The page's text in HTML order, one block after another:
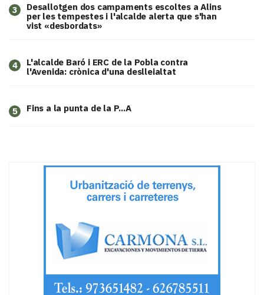
3
​Desallotgen dos campaments escoltes a Alins
per les tempestes i l'alcalde alerta que s'han
vist «desbordats»
4
L'alcalde Baró i ERC de la Pobla contra
l'Avenida: crònica d'una deslleialtat
5 Fins a la punta de la P...A